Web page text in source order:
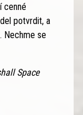
cenné
potvrdit, a
Nechme se
Space